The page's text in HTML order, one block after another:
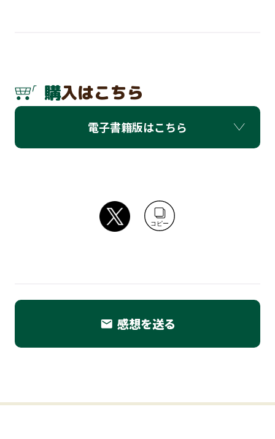
購入はこちら
電子書籍版はこちら
コピー
email 感想を送る